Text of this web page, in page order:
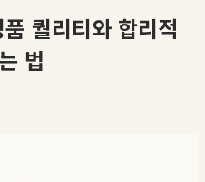
퀄리티와 합리적
법